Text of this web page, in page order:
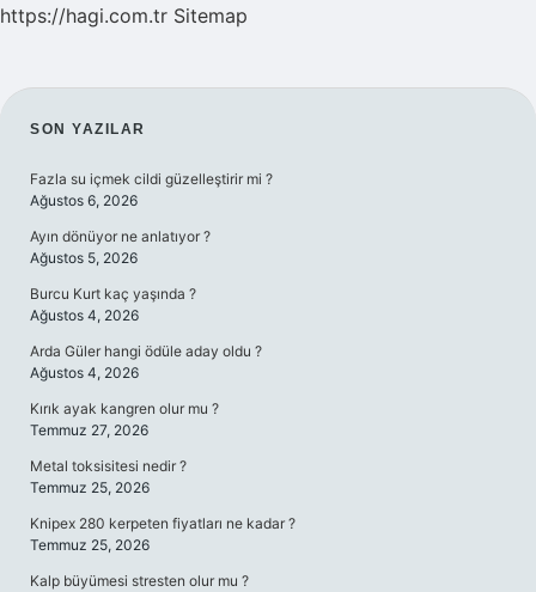
https://hagi.com.tr Sitemap
SIDEBAR
SON YAZILAR
Fazla su içmek cildi güzelleştirir mi ?
Ağustos 6, 2026
Ayın dönüyor ne anlatıyor ?
Ağustos 5, 2026
Burcu Kurt kaç yaşında ?
Ağustos 4, 2026
Arda Güler hangi ödüle aday oldu ?
Ağustos 4, 2026
Kırık ayak kangren olur mu ?
Temmuz 27, 2026
Metal toksisitesi nedir ?
Temmuz 25, 2026
Knipex 280 kerpeten fiyatları ne kadar ?
Temmuz 25, 2026
Kalp büyümesi stresten olur mu ?